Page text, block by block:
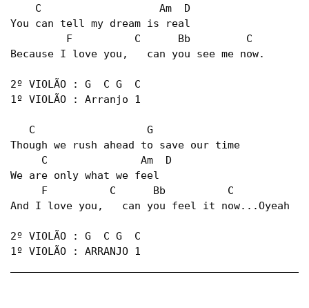
    C                   Am  D
You can tell my dream is real
         F          C      Bb         C
Because I love you,   can you see me now.
2º VIOLÃO : G  C G  C
1º VIOLÃO : Arranjo 1
   C                  G
Though we rush ahead to save our time
     C               Am  D
We are only what we feel
     F          C      Bb          C
And I love you,   can you feel it now...Oyeah
2º VIOLÃO : G  C G  C
1º VIOLÃO : ARRANJO 1